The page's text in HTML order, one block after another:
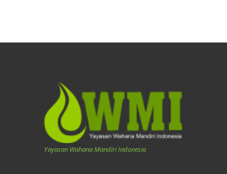
Yayasan Wahana Mandiri Indonesia